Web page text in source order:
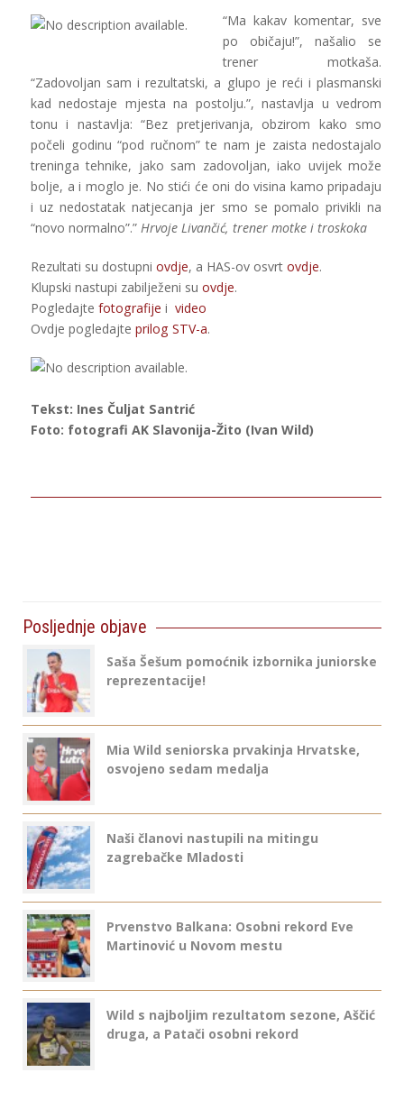
“Ma kakav komentar, sve
po običaju!”, našalio se
trener motkaša.
“Zadovoljan sam i rezultatski, a glupo je reći i plasmanski
kad nedostaje mjesta na postolju.”, nastavlja u vedrom
tonu i nastavlja: “Bez pretjerivanja, obzirom kako smo
počeli godinu “pod ručnom” te nam je zaista nedostajalo
treninga tehnike, jako sam zadovoljan, iako uvijek može
bolje, a i moglo je. No stići će oni do visina kamo pripadaju
i uz nedostatak natjecanja jer smo se pomalo privikli na
“novo normalno”.” Hrvoje Livančić, trener motke i troskoka
Rezultati su dostupni ovdje, a HAS-ov osvrt ovdje.
Klupski nastupi zabilježeni su ovdje.
Pogledajte fotografije i video
Ovdje pogledajte prilog STV-a.
Tekst: Ines Čuljat Santrić
Foto: fotografi AK Slavonija-Žito (Ivan Wild)
Posljednje objave
Saša Šešum pomoćnik izbornika juniorske
reprezentacije!
Mia Wild seniorska prvakinja Hrvatske,
osvojeno sedam medalja
Naši članovi nastupili na mitingu
zagrebačke Mladosti
Prvenstvo Balkana: Osobni rekord Eve
Martinović u Novom mestu
Wild s najboljim rezultatom sezone, Aščić
druga, a Patači osobni rekord